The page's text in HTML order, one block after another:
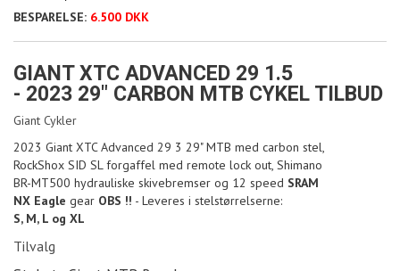
BESPARELSE: 6.500 DKK
GIANT XTC ADVANCED 29 1.5
- 2023 29" CARBON MTB CYKEL TILBUD
Giant Cykler
2023 Giant XTC Advanced 29 3 29" MTB med carbon stel,
RockShox SID SL forgaffel med remote lock out, Shimano
BR-MT500 hydrauliske skivebremser og 12 speed SRAM
NX Eagle gear OBS !! - Leveres i stelstørrelserne:
S, M, L og XL
Tilvalg